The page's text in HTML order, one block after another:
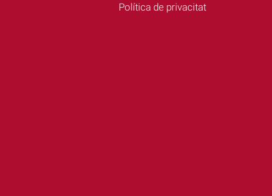
Política de privacitat